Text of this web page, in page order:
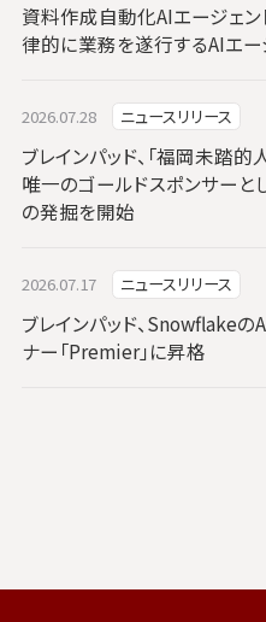
資料作成自動化AIエージェン
律的に業務を遂行するAIエー
2026.07.28 ニュースリリース
ブレインパッド、「福岡未踏
唯一のゴールドスポンサー
の発掘を開始
2026.07.17 ニュースリリース
ブレインパッド、Snowflake
ナー「Premier」に昇格